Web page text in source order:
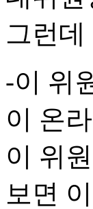
그런데
-이 위
이 온
이 위
보면